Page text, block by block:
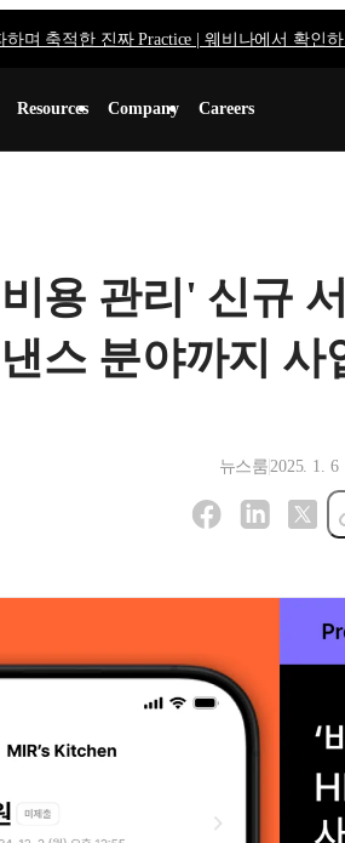
며 축적한 진짜 Practice | 웨비나에서 확인
Resources Company Careers
용 관리' 신규
스 분야까지 사
뉴스룸2025. 1. 6